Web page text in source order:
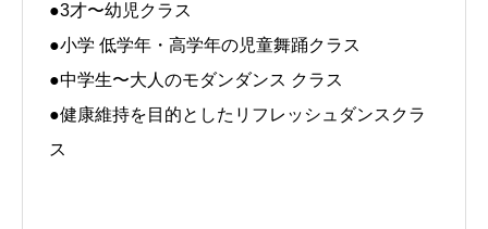
●3才〜幼児クラス
●小学 低学年・高学年の児童舞踊クラス
●中学生〜大人のモダンダンス クラス
●健康維持を目的としたリフレッシュダンスクラ
ス